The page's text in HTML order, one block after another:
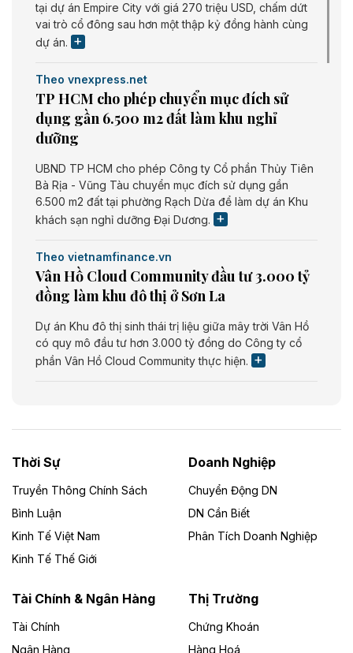
tại dự án Empire City với giá 270 triệu USD, chấm dứt
vai trò cổ đông sau hơn một thập kỷ đồng hành cùng
dự án.
Theo vnexpress.net
TP HCM cho phép chuyển mục đích sử
dụng gần 6.500 m2 đất làm khu nghỉ
dưỡng
UBND TP HCM cho phép Công ty Cổ phần Thủy Tiên
Bà Rịa - Vũng Tàu chuyển mục đích sử dụng gần
6.500 m2 đất tại phường Rạch Dừa để làm dự án Khu
khách sạn nghỉ dưỡng Đại Dương.
Theo vietnamfinance.vn
Vân Hồ Cloud Community đầu tư 3.000 tỷ
đồng làm khu đô thị ở Sơn La
Dự án Khu đô thị sinh thái trị liệu giữa mây trời Vân Hồ
có quy mô đầu tư hơn 3.000 tỷ đồng do Công ty cổ
phần Vân Hồ Cloud Community thực hiện.
Dự án Nhà máy xử lý rác và phát điện Bắc Giang do
Công ty TNHH Năng lượng môi trường Bắc Giang làm
Theo vietnamfinance.vn
Đức Long Gia Lai mở rộng ‘hệ sinh thái’
Lai
Bốn doanh nghiệp có sự góp vốn của Công ty Cổ
phần Tập đoàn Đức Long Gia Lai (HoSE: DLG) được
Thời Sự
Truyền Thông Chính Sách
Bình Luận
Kinh Tế Việt Nam
Kinh Tế Thế Giới
Doanh Nghiệp
Chuyển Động DN
DN Cần Biết
Phân Tích Doanh Nghiệp
Tài Chính & Ngân Hàng
Tài Chính
Ngân Hàng
Thị Trường
Chứng Khoán
Hàng Hoá